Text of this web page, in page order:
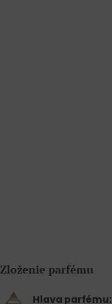
Zloženie parfému
Hlava parfému: